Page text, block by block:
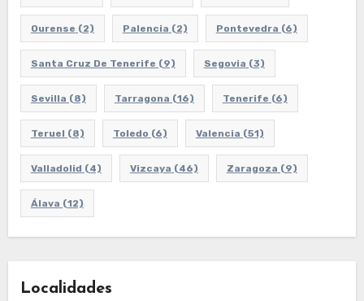
Ourense (2) Palencia (2) Pontevedra (6)
Santa Cruz De Tenerife (9) Segovia (3)
Sevilla (8) Tarragona (16) Tenerife (6)
Teruel (8) Toledo (6) Valencia (51)
Valladolid (4) Vizcaya (46) Zaragoza (9)
Álava (12)
Localidades